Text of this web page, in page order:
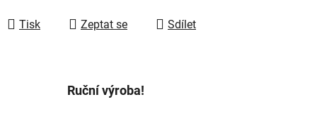
Tisk Zeptat se Sdílet
Ruční výroba!